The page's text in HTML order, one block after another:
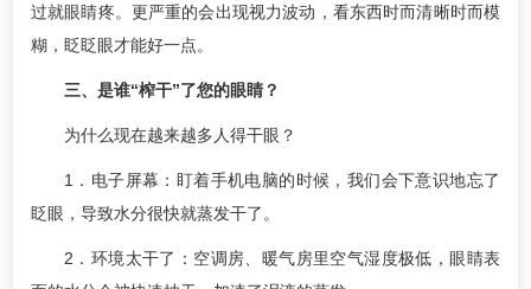
过就眼睛疼。更严重的会出现视力波动，看东西时而清晰时而模
糊，眨眨眼才能好一点。
三、是谁“榨干”了您的眼睛？
为什么现在越来越多人得干眼？
1．电子屏幕：盯着手机电脑的时候，我们会下意识地忘了
眨眼，导致水分很快就蒸发干了。
2．环境太干了：空调房、暖气房里空气湿度极低，眼睛表